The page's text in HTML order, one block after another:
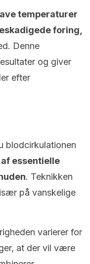
temperaturer
foring,
Denne
og giver
efter
blodcirkulationen
essentielle
. Teknikken
på vanskelige
varierer for
at der vil være